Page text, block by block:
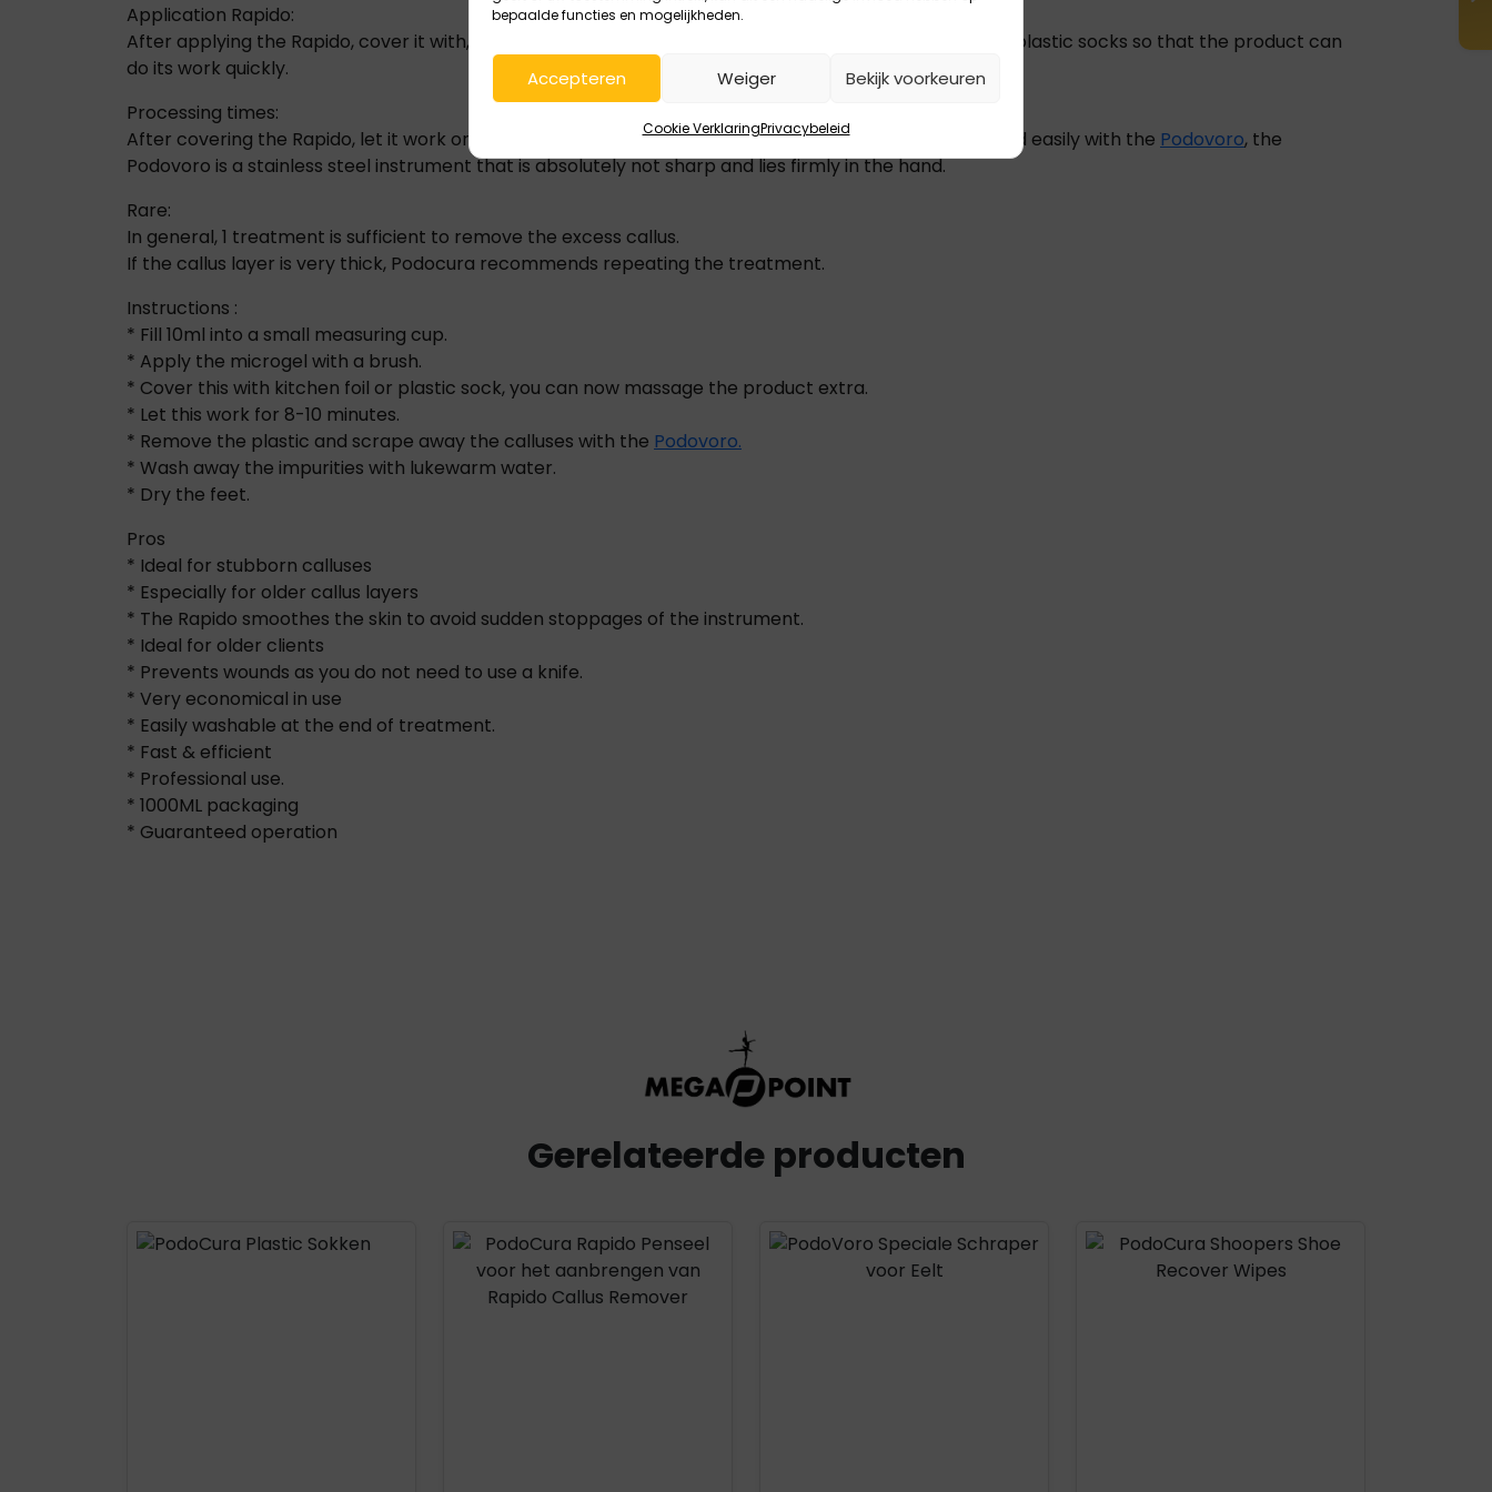
bepaalde functies en mogelijkheden.
Accepteren Weiger Bekijk voorkeuren
Cookie VerklaringPrivacybeleid
Application Rapido:
After applying the Rapido, cover it with, for example, plastic kitchen foil or with the specially available plastic socks so that the product can
do its work quickly.
Processing times:
After covering the Rapido, let it work on the callus for 8-10 minutes and then scrape it away quickly and easily with the Podovoro, the
Podovoro is a stainless steel instrument that is absolutely not sharp and lies firmly in the hand.
Rare:
In general, 1 treatment is sufficient to remove the excess callus.
If the callus layer is very thick, Podocura recommends repeating the treatment.
Instructions :
* Fill 10ml into a small measuring cup.
* Apply the microgel with a brush.
* Cover this with kitchen foil or plastic sock, you can now massage the product extra.
* Let this work for 8-10 minutes.
* Remove the plastic and scrape away the calluses with the Podovoro.
* Wash away the impurities with lukewarm water.
* Dry the feet.
Pros
* Ideal for stubborn calluses
* Especially for older callus layers
* The Rapido smoothes the skin to avoid sudden stoppages of the instrument.
* Ideal for older clients
* Prevents wounds as you do not need to use a knife.
* Very economical in use
* Easily washable at the end of treatment.
* Fast & efficient
* Professional use.
* 1000ML packaging
* Guaranteed operation
Gerelateerde producten
Product openen Product openen Product openen Product openen